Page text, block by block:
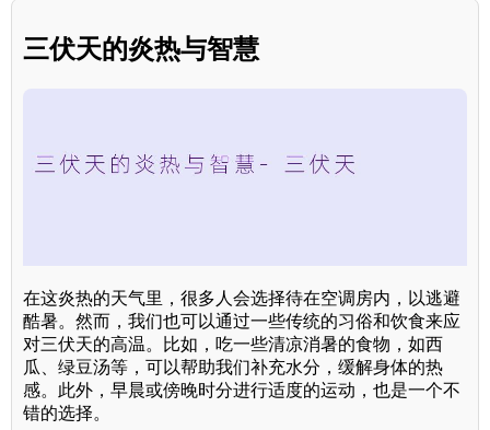
三伏天的炎热与智慧
在这炎热的天气里，很多人会选择待在空调房内，以逃避
酷暑。然而，我们也可以通过一些传统的习俗和饮食来应
对三伏天的高温。比如，吃一些清凉消暑的食物，如西
瓜、绿豆汤等，可以帮助我们补充水分，缓解身体的热
感。此外，早晨或傍晚时分进行适度的运动，也是一个不
错的选择。